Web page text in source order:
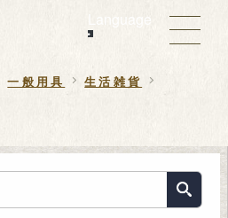
Language
一般用具
生活雑貨